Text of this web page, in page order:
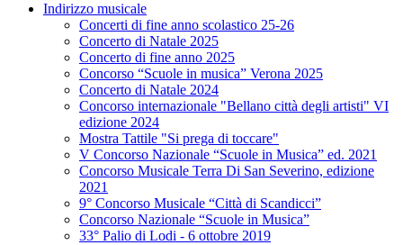
Indirizzo musicale
Concerti di fine anno scolastico 25-26
Concerto di Natale 2025
Concerto di fine anno 2025
Concorso “Scuole in musica” Verona 2025
Concerto di Natale 2024
Concorso internazionale "Bellano città degli artisti" VI
edizione 2024
Mostra Tattile "Si prega di toccare"
V Concorso Nazionale “Scuole in Musica” ed. 2021
Concorso Musicale Terra Di San Severino, edizione
2021
9° Concorso Musicale “Città di Scandicci”
Concorso Nazionale “Scuole in Musica”
33° Palio di Lodi - 6 ottobre 2019